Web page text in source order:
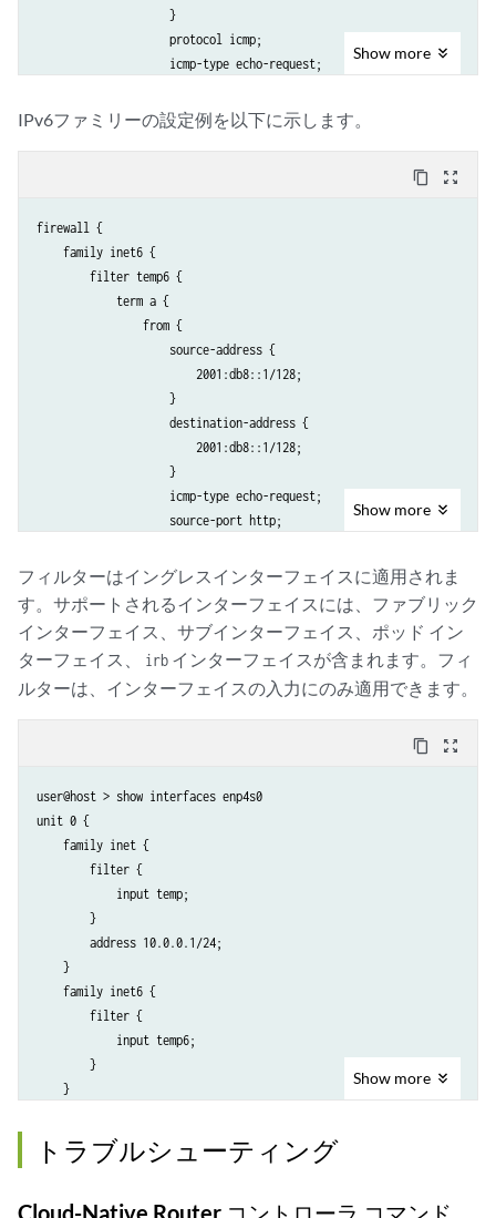
                    }
                    protocol icmp;
                    icmp-type echo-request;
                    destination-port bgp;
                    accept;
                }
            }
Show more
IPv6ファミリーの設定例を以下に示します。
content_copy zoom_out_map
firewall {
    family inet6 {
        filter temp6 {
            term a {
                from {
                    source-address {
                        2001:db8::1/128;
                    }
                    destination-address {
                        2001:db8::1/128;
                    }
                    icmp-type echo-request;
                    source-port http;
                    tcp-flags fin;
                }
                then {
                    count c1;
                    discard;
                }
            }
Show more
フィルターはイングレスインターフェイスに適用されま
す。サポートされるインターフェイスには、ファブリック
インターフェイス、サブインターフェイス、ポッド イン
ターフェイス、
irb インターフェイスが含まれます。フィ
ルターは、インターフェイスの入力にのみ適用できます。
content_copy zoom_out_map
user@host > show interfaces enp4s0
unit 0 {
    family inet {
        filter {
            input temp;
        }
        address 10.0.0.1/24;
    }
    family inet6 {
        filter {
            input temp6;
        }
    }
Show more
トラブルシューティング
Cloud-Native Router コントローラ コマンド